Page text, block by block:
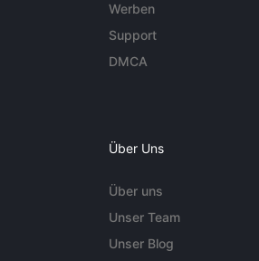
Werben
Support
DMCA
Über Uns
Über uns
Unser Team
Unser Blog